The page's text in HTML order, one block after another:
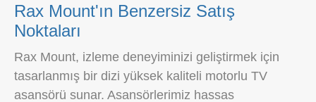
Rax Mount'ın Benzersiz Satış
Noktaları
Rax Mount, izleme deneyiminizi geliştirmek için
tasarlanmış bir dizi yüksek kaliteli motorlu TV
asansörü sunar. Asansörlerimiz hassas